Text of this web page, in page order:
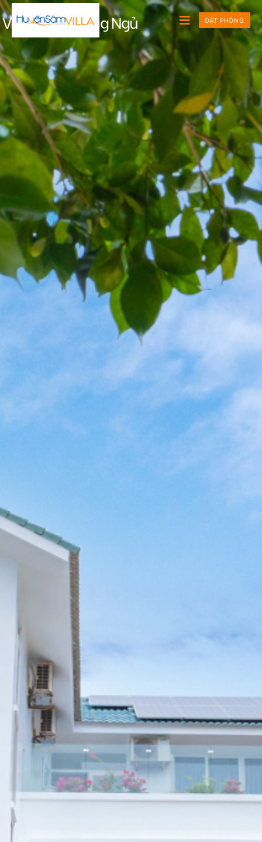
ĐẶT PHÒNG
Villa VIP 6 Phòng Ngủ